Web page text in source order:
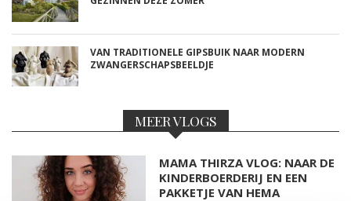
VAN TRADITIONELE GIPSBUIK NAAR MODERN
ZWANGERSCHAPSBEELDJE
MEER VLOGS
MAMA THIRZA VLOG: NAAR DE
KINDERBOERDERIJ EN EEN
PAKKETJE VAN HEMA